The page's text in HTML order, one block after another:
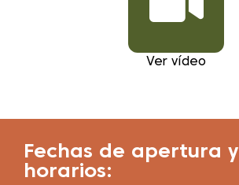
Ver vídeo
Fechas de apertura y
horarios: